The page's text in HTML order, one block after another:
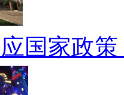
国家政策